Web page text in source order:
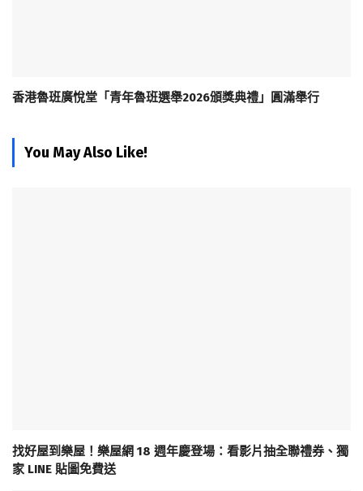
香港魯班廣悅堂「青年魯班選舉2026頒獎典禮」圓滿舉行
You May Also Like!
找好屋到樂屋！樂屋網 18 週年慶登場：看影片抽全聯禮券、獨
家 LINE 貼圖免費送